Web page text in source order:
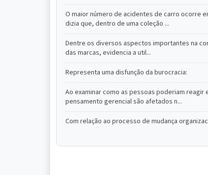
O maior número de acidentes de carro ocorre
dizia que, dentro de uma coleção ...
Dentre os diversos aspectos importantes na
das marcas, evidencia a util...
Representa uma disfunção da burocracia:
Ao examinar como as pessoas poderiam
pensamento gerencial são afetados n...
Com relação ao processo de mudança